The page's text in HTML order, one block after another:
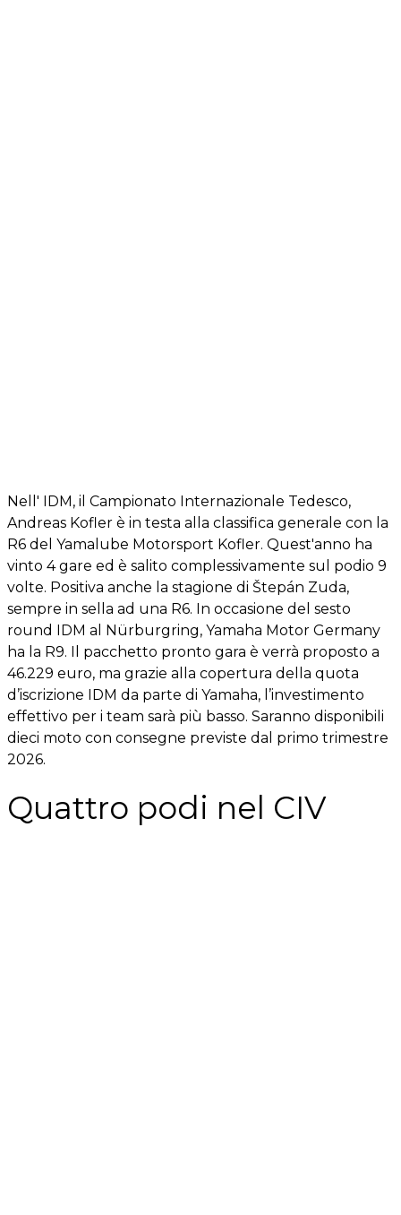
Nell' IDM, il Campionato Internazionale Tedesco,
Andreas Kofler è in testa alla classifica generale con la
R6 del Yamalube Motorsport Kofler. Quest'anno ha
vinto 4 gare ed è salito complessivamente sul podio 9
volte. Positiva anche la stagione di Štepán Zuda,
sempre in sella ad una R6. In occasione del sesto
round IDM al Nürburgring, Yamaha Motor Germany
ha la R9. Il pacchetto pronto gara è verrà proposto a
46.229 euro, ma grazie alla copertura della quota
d’iscrizione IDM da parte di Yamaha, l’investimento
effettivo per i team sarà più basso. Saranno disponibili
dieci moto con consegne previste dal primo trimestre
2026.
Quattro podi nel CIV